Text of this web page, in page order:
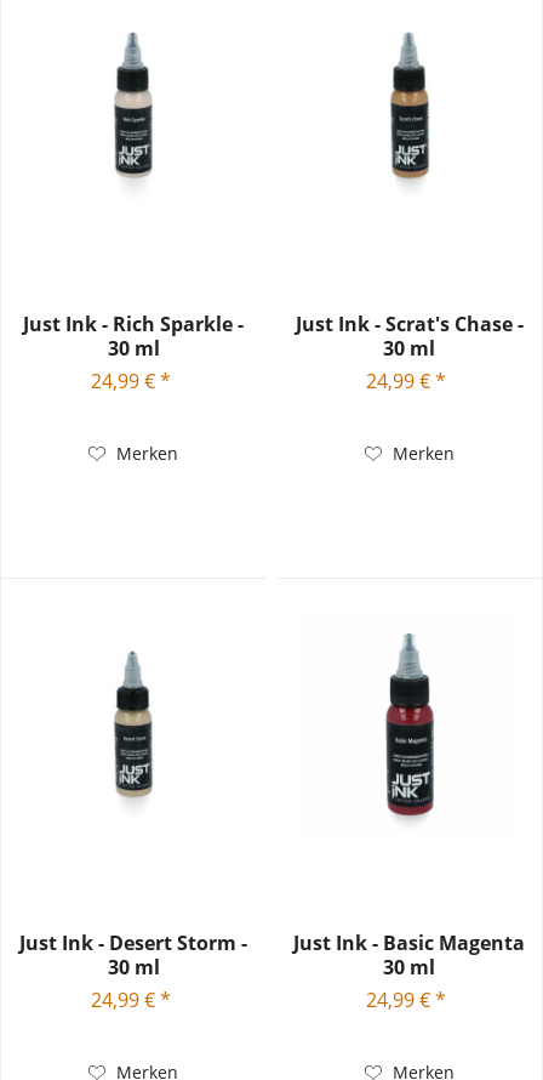
Just Ink - Rich Sparkle -
30 ml
24,99 € *
Merken
Just Ink - Scrat's Chase -
30 ml
24,99 € *
Merken
Just Ink - Desert Storm -
30 ml
24,99 € *
Merken
Just Ink - Basic Magenta
30 ml
24,99 € *
Merken